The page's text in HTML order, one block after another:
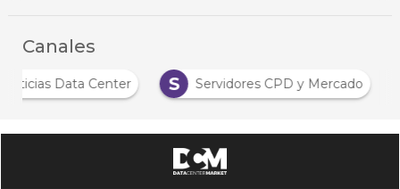
Canales
Noticias Data Center S Servidores CPD y Mercado